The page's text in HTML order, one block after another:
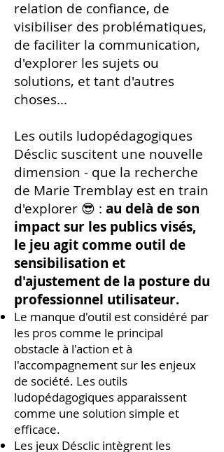
relation de confiance, de
visibiliser des problématiques,
de faciliter la communication,
d'explorer les sujets ou
solutions, et tant d'autres
choses...
Les outils ludopédagogiques
Désclic suscitent une nouvelle
dimension - que la recherche
de Marie Tremblay est en train
d'explorer 😎 : au delà de son
impact sur les publics visés,
le jeu agit comme outil de
sensibilisation et
d'ajustement de la posture du
professionnel utilisateur.
Le manque d'outil est considéré par
les pros comme le principal
obstacle à l'action et à
l'accompagnement sur les enjeux
de société. Les outils
ludopédagogiques apparaissent
comme une solution simple et
efficace.
Les jeux Désclic intègrent les